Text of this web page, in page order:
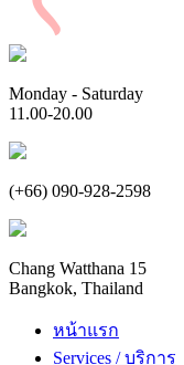
Monday - Saturday
11.00-20.00
(+66) 090-928-2598
Chang Watthana 15
Bangkok, Thailand
หน้าแรก
Services / บริการ